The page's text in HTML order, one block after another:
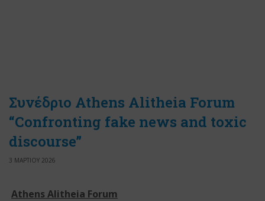
Συνέδριο Athens Alitheia Forum
“Confronting fake news and toxic
discourse”
3 ΜΑΡΤΙΟΥ 2026
Athens Alitheia Forum